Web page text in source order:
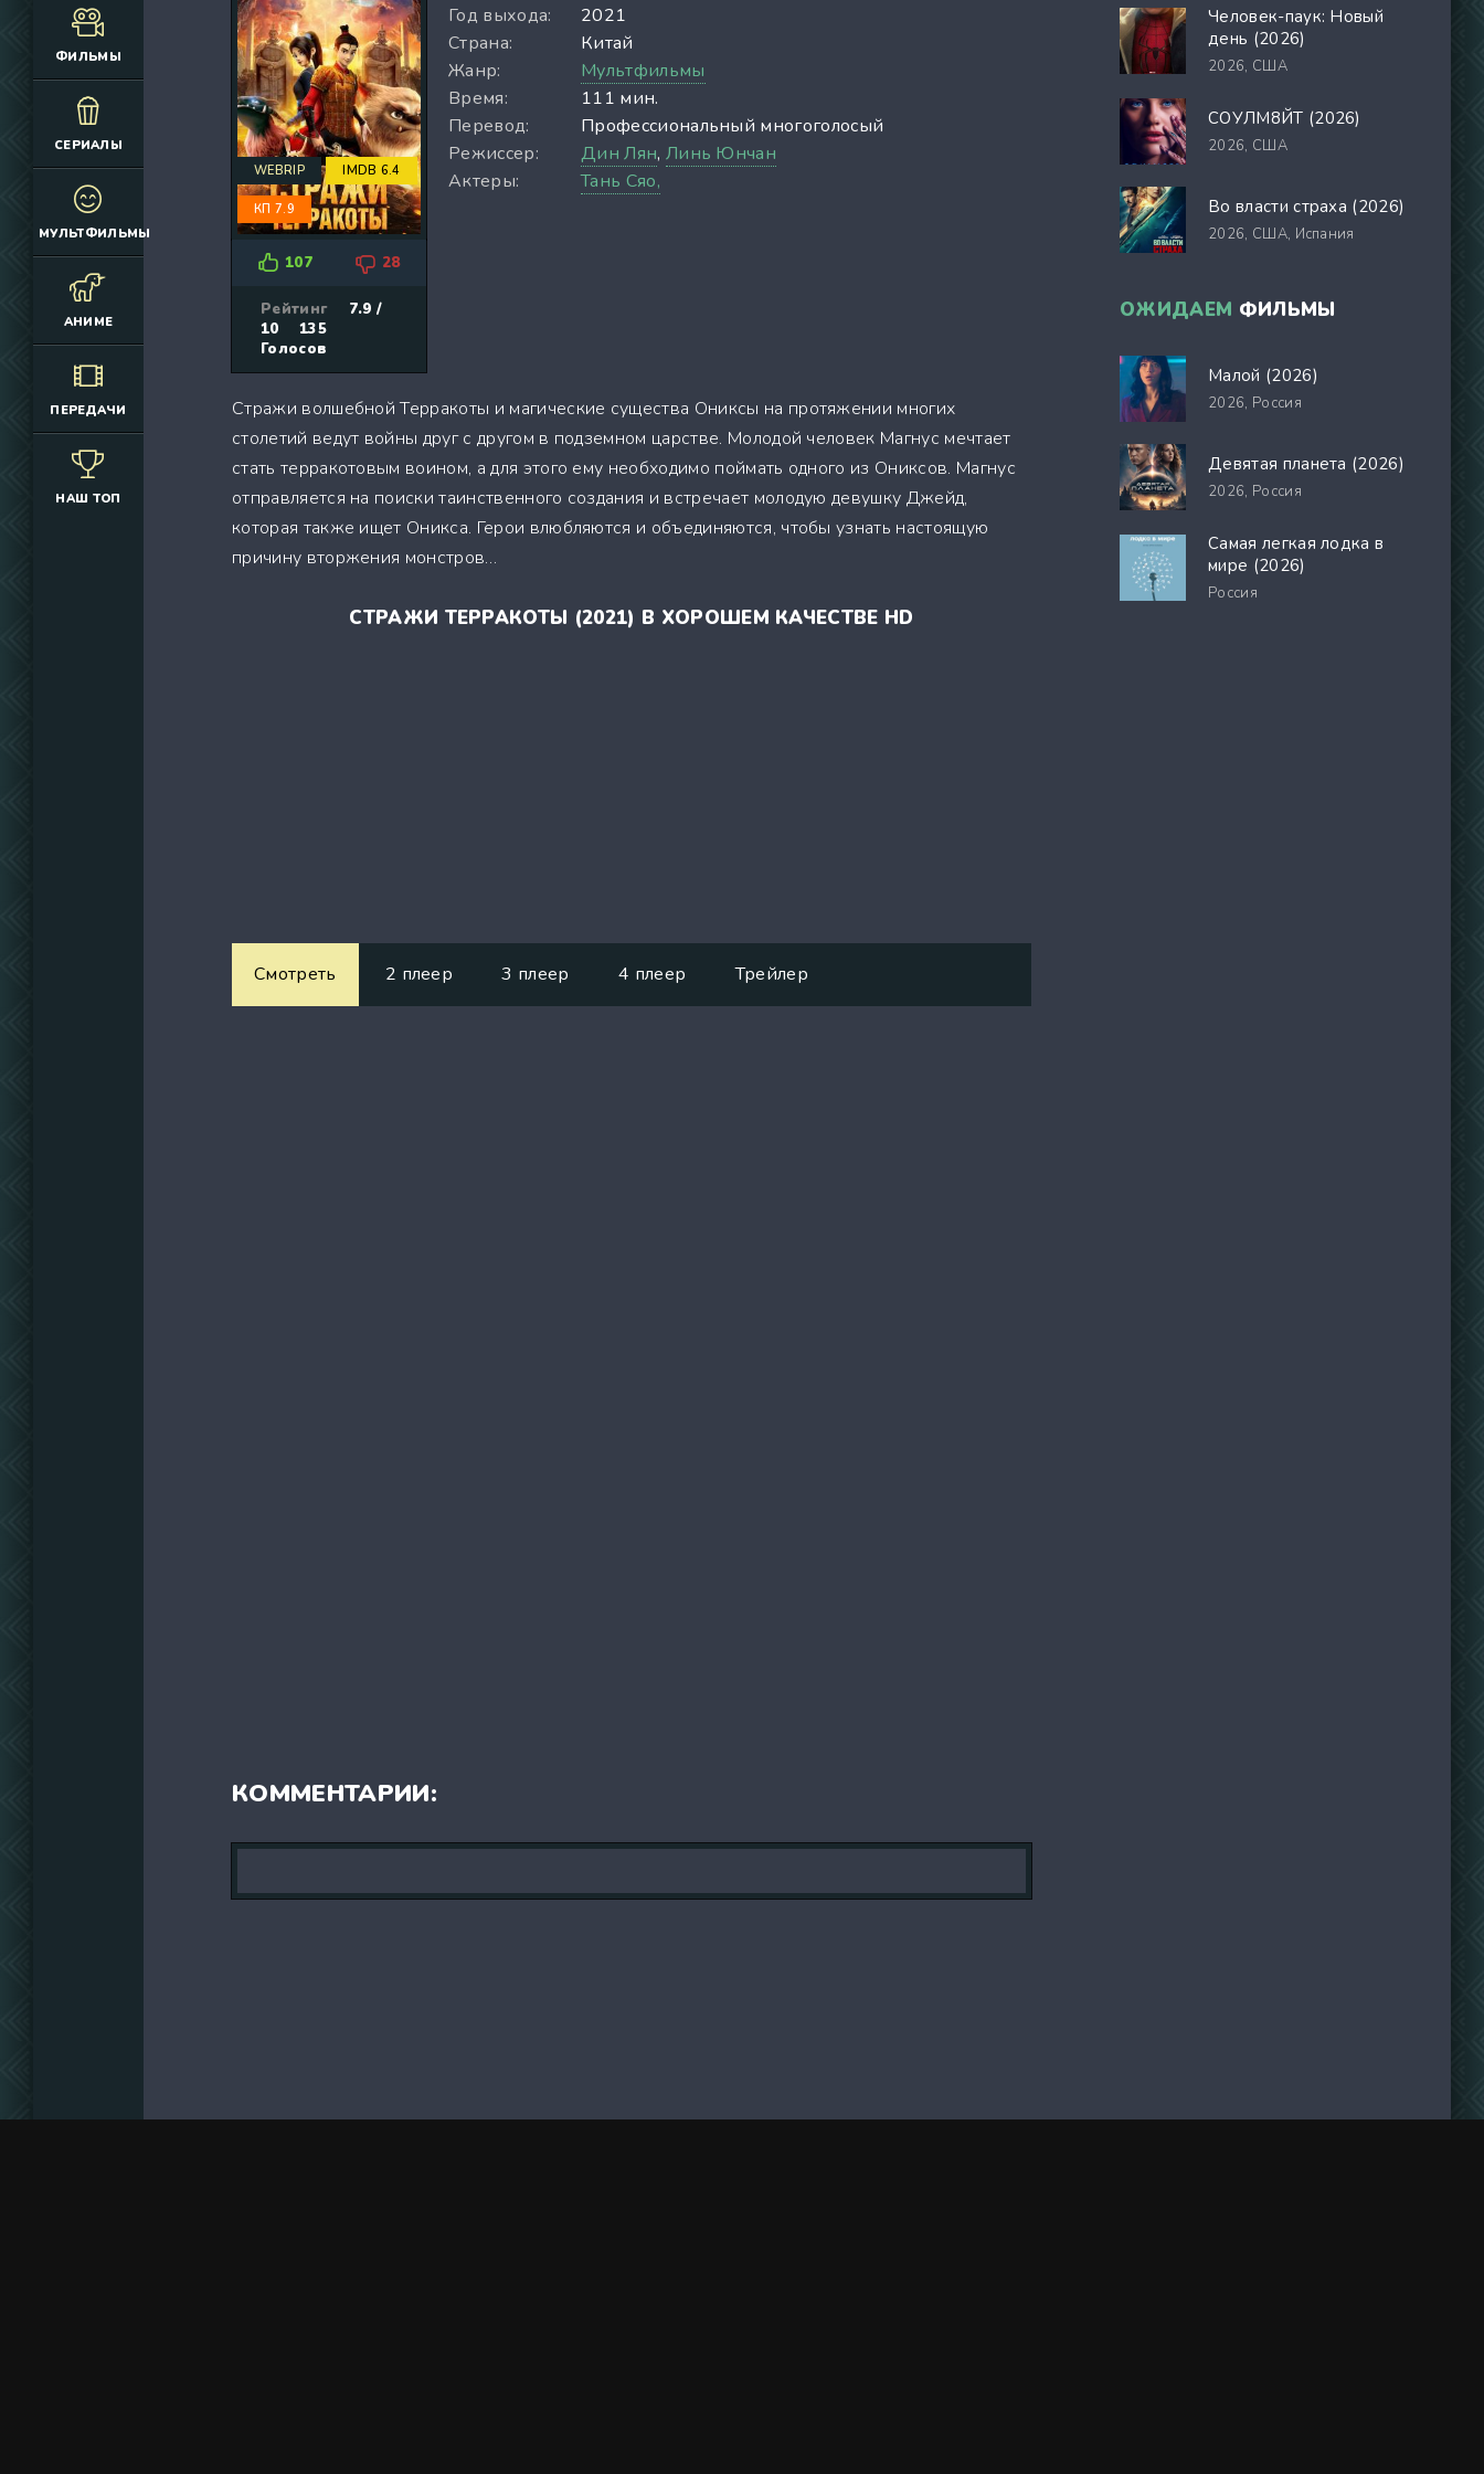
ФИЛЬМЫ
(12925)
(4392)
(6692)
(2645)
(2752)
(2164)
(10686)
(7063)
(3006)
(308)
(4415)
(4533)
(3576)
(34291)
(39129)
(737)
СЕРИАЛЫ
(3076)
(2166)
(660)
(1830)
(324)
(884)
(12174)
(335)
МУЛЬТФИЛЬМЫ
АНИМЕ
ПЕРЕДАЧИ
НАШ ТОП
WEBRIP IMDB 6.4
КП 7.9
107 28
Рейтинг
7.9 /
10
135
Голосов
Год выхода:
2021
Страна:
Китай
Жанр:
Мультфильмы
Время:
111 мин.
Перевод:
Профессиональный многоголосый
Режиссер:
Дин Лян, Линь Юнчан
Актеры:
Тань Сяо,
Стражи волшебной Терракоты и магические существа Ониксы на протяжении многих
столетий ведут войны друг с другом в подземном царстве. Молодой человек Магнус мечтает
стать терракотовым воином, а для этого ему необходимо поймать одного из Ониксов. Магнус
отправляется на поиски таинственного создания и встречает молодую девушку Джейд,
которая также ищет Оникса. Герои влюбляются и объединяются, чтобы узнать настоящую
причину вторжения монстров…
СТРАЖИ ТЕРРАКОТЫ (2021) В ХОРОШЕМ КАЧЕСТВЕ HD
Смотреть 2 плеер 3 плеер 4 плеер Трейлер
КОММЕНТАРИИ:
Человек-паук: Новый
день (2026)
2026, США
СОУЛМ8ЙТ (2026)
2026, США
Во власти страха (2026)
2026, США, Испания
ОЖИДАЕМ ФИЛЬМЫ
Малой (2026)
2026, Россия
Девятая планета (2026)
2026, Россия
Самая легкая лодка в
мире (2026)
Россия